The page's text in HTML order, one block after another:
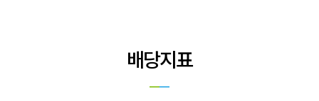
배당지표